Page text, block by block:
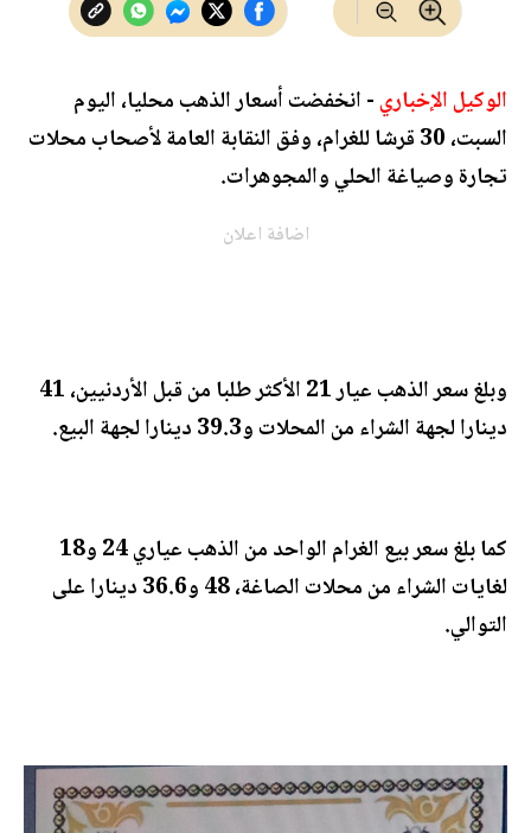
الوكيل الإخباري- انخفضت أسعار الذهب محليا، اليوم
السبت، 30 قرشا للغرام، وفق النقابة العامة لأصحاب محلات
تجارة وصياغة الحلي والمجوهرات.
اضافة اعلان
وبلغ سعر الذهب عيار 21 الأكثر طلبا من قبل الأردنيين، 41
دينارا لجهة الشراء من المحلات و39.3 دينارا لجهة البيع.
كما بلغ سعر بيع الغرام الواحد من الذهب عياري 24 و18
لغايات الشراء من محلات الصاغة، 48 و36.6 دينارا على
التوالي.